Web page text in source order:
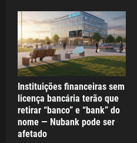
Instituições financeiras sem
licença bancária terão que
retirar “banco” e “bank” do
nome — Nubank pode ser
afetado